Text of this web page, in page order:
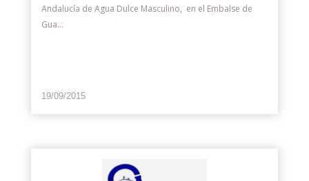
Andalucía de Agua Dulce Masculino, en el Embalse de
Gua...
19/09/2015